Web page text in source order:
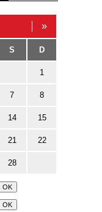
»
S D
1
7 8
14 15
21 22
28